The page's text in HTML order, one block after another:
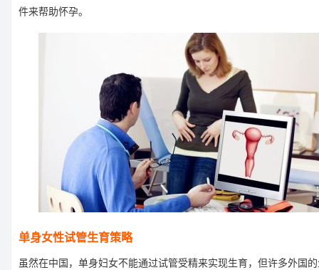
件来帮助怀孕。
单身女性试管生育策略
虽然在中国，单身妇女不能通过试管受精来实现生育，但许多外国